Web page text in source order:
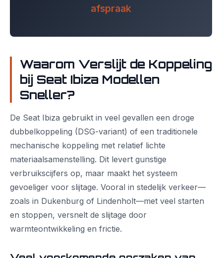
afspraak
Waarom Verslijt de Koppeling
bij Seat Ibiza Modellen
Sneller?
De Seat Ibiza gebruikt in veel gevallen een droge
dubbelkoppeling (DSG-variant) of een traditionele
mechanische koppeling met relatief lichte
materiaalsamenstelling. Dit levert gunstige
verbruikscijfers op, maar maakt het systeem
gevoeliger voor slijtage. Vooral in stedelijk verkeer—
zoals in Dukenburg of Lindenholt—met veel starten
en stoppen, versnelt de slijtage door
warmteontwikkeling en frictie.